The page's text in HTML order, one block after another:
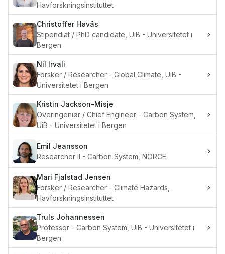
Havforskningsinstituttet
Christoffer Høvås
Stipendiat / PhD candidate, UiB - Universitetet i
Bergen
Nil Irvali
Forsker / Researcher - Global Climate, UiB -
Universitetet i Bergen
Kristin Jackson-Misje
Overingeniør / Chief Engineer - Carbon System,
UiB - Universitetet i Bergen
Emil Jeansson
Researcher II - Carbon System, NORCE
Mari Fjalstad Jensen
Forsker / Researcher - Climate Hazards,
Havforskningsinstituttet
Truls Johannessen
Professor - Carbon System, UiB - Universitetet i
Bergen